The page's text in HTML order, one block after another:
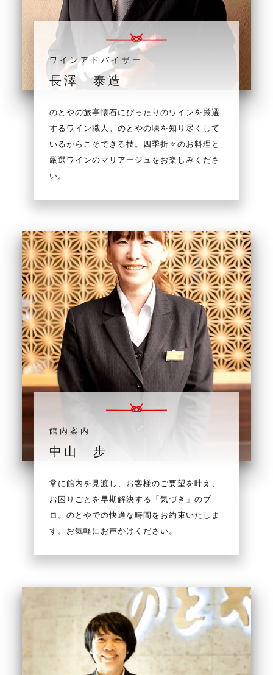
ワインアドバイザー
長澤 泰造
のとやの旅亭懐石にぴったりのワインを厳選
するワイン職人。のとやの味を知り尽くして
いるからこそできる技。四季折々のお料理と
厳選ワインのマリアージュをお楽しみくださ
い。
館内案内
中山 歩
常に館内を見渡し、お客様のご要望を叶え、
お困りごとを早期解決する「気づき」のプ
ロ。のとやでの快適な時間をお約束いたしま
す。お気軽にお声かけください。